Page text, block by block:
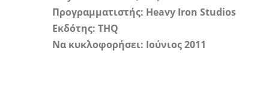
Προγραμματιστής: Heavy Iron Studios
Εκδότης: THQ
Να κυκλοφορήσει: Ιούνιος 2011